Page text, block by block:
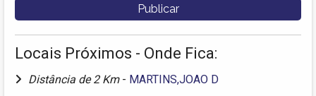
Locais Próximos - Onde Fica:
Distância de 2 Km - MARTINS,JOAO D